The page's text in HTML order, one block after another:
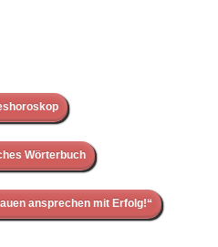
Wörterbuch
ansprechen mit Erfolg!“